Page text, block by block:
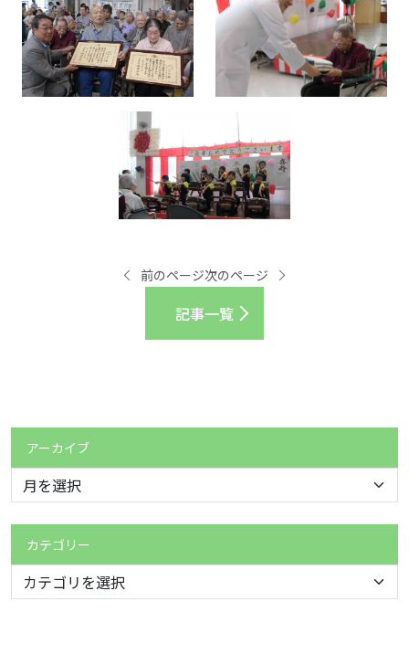
前のページ
記事一覧
次のページ
アーカイブ
カテゴリー